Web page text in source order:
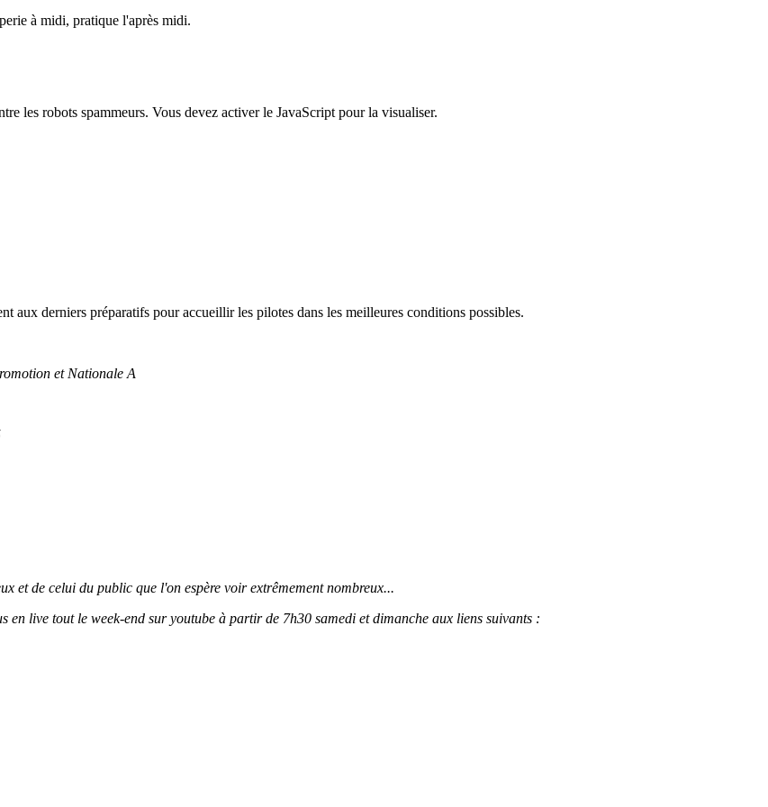
à midi, pratique l'après midi.
les robots spammeurs. Vous devez activer le JavaScript pour la visualiser.
derniers préparatifs pour accueillir les pilotes dans les meilleures conditions possibles.
et Nationale A
et de celui du public que l'on espère voir extrêmement nombreux...
en live tout le week-end sur youtube à partir de 7h30 samedi et dimanche aux liens suivants :